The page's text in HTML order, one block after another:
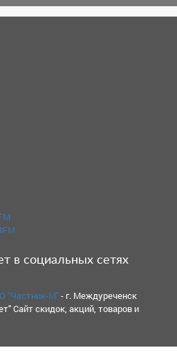
в социальных сетях
"Частник-М"- г. Междуреченск
Сайт скидок, акций, товаров и